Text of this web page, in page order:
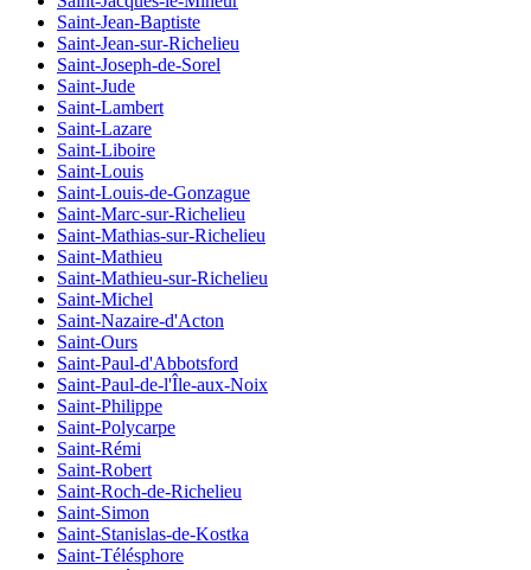
Saint-Jean-Baptiste
Saint-Jean-sur-Richelieu
Saint-Joseph-de-Sorel
Saint-Jude
Saint-Lambert
Saint-Lazare
Saint-Liboire
Saint-Louis
Saint-Louis-de-Gonzague
Saint-Marc-sur-Richelieu
Saint-Mathias-sur-Richelieu
Saint-Mathieu
Saint-Mathieu-sur-Richelieu
Saint-Michel
Saint-Nazaire-d'Acton
Saint-Ours
Saint-Paul-d'Abbotsford
Saint-Paul-de-l'Île-aux-Noix
Saint-Philippe
Saint-Polycarpe
Saint-Rémi
Saint-Robert
Saint-Roch-de-Richelieu
Saint-Simon
Saint-Stanislas-de-Kostka
Saint-Télésphore